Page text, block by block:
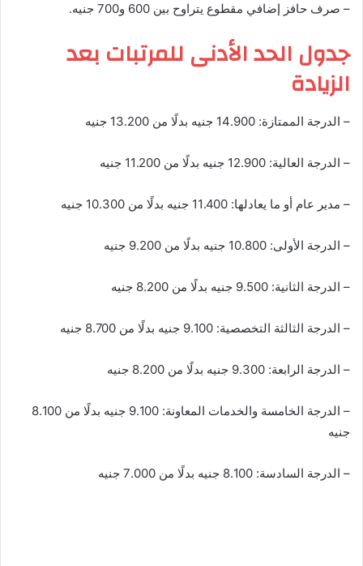
– صرف حافز إضافي مقطوع يتراوح بين 600 و700 جنيه.
جدول الحد الأدنى للمرتبات بعد
الزيادة
– الدرجة الممتازة: 14.900 جنيه بدلًا من 13.200 جنيه
– الدرجة العالية: 12.900 جنيه بدلًا من 11.200 جنيه
– مدير عام أو ما يعادلها: 11.400 جنيه بدلًا من 10.300 جنيه
– الدرجة الأولى: 10.800 جنيه بدلًا من 9.200 جنيه
– الدرجة الثانية: 9.500 جنيه بدلًا من 8.200 جنيه
– الدرجة الثالثة التخصصية: 9.100 جنيه بدلًا من 8.700 جنيه
– الدرجة الرابعة: 9.300 جنيه بدلًا من 8.200 جنيه
– الدرجة الخامسة والخدمات المعاونة: 9.100 جنيه بدلًا من 8.100
جنيه
– الدرجة السادسة: 8.100 جنيه بدلًا من 7.000 جنيه